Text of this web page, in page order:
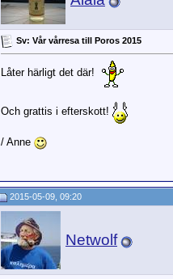
Sv: Vår vårresa till Poros 2015
Låter härligt det där!
Och grattis i efterskott!
/ Anne
2015-05-09, 09:20
Netwolf